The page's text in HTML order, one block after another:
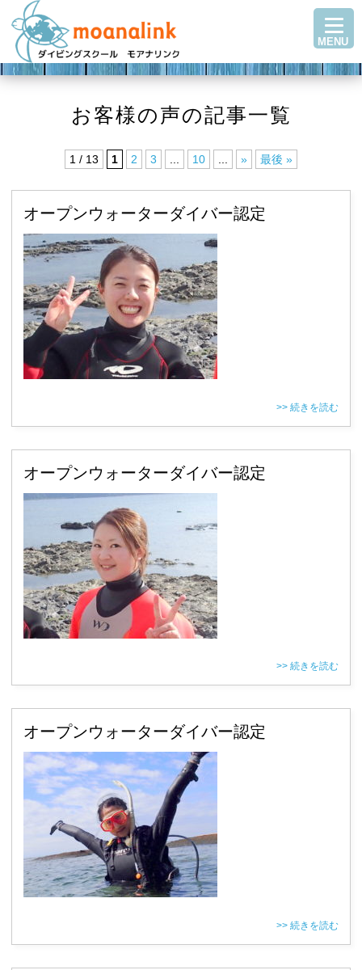
TOP
ステップアップ
ショップ紹介
ダイビングブログ
Q＆A・お客様の声
アクセス
お問い合わせ
MENU
お客様の声の記事一覧
1 / 13 1 2 3 ... 10 ... » 最後 »
オープンウォーターダイバー認定
>> 続きを読む
オープンウォーターダイバー認定
>> 続きを読む
オープンウォーターダイバー認定
>> 続きを読む